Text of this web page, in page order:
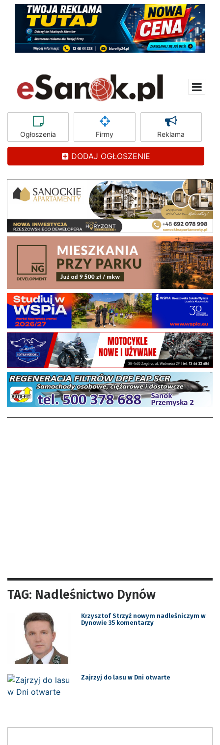
Ogłoszenia Firmy Reklama
DODAJ OGŁOSZENIE
TAG: Nadleśnictwo Dynów
Krzysztof Strzyż nowym nadleśniczym w
Dynowie 35 komentarzy
Zajrzyj do lasu w Dni otwarte